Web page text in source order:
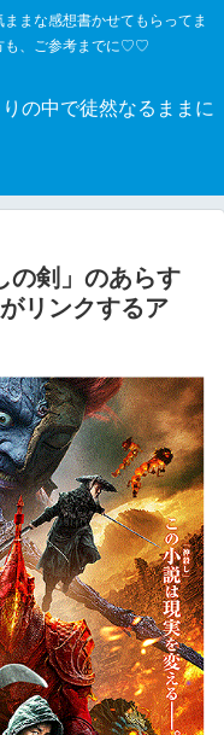
まな感想書かせてもらってま
も、ご参考までに♡♡
の中で徒然なるままに
の剣」のあらす
リンクするア